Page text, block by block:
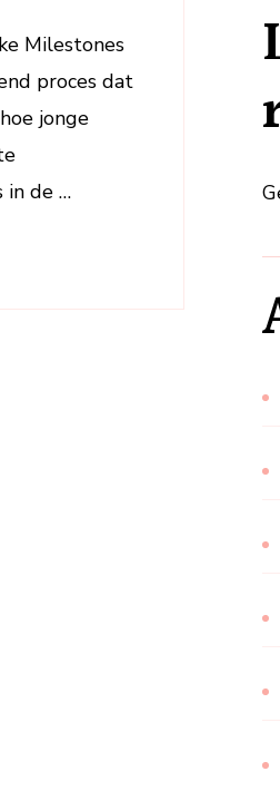
Milestones
proces dat
jonge
in de …